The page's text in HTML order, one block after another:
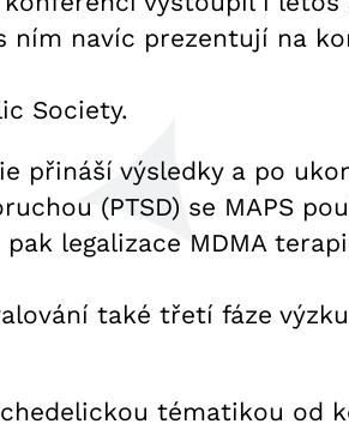
ním navíc prezentují na
Society.
přináší výsledky a po
(PTSD) se MAPS
legalizace MDMA
také třetí fáze
tématikou od